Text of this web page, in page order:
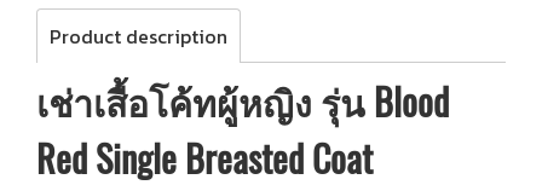
Product description
เช่าเสื้อโค้ทผู้หญิง รุ่น Blood
Red Single Breasted Coat